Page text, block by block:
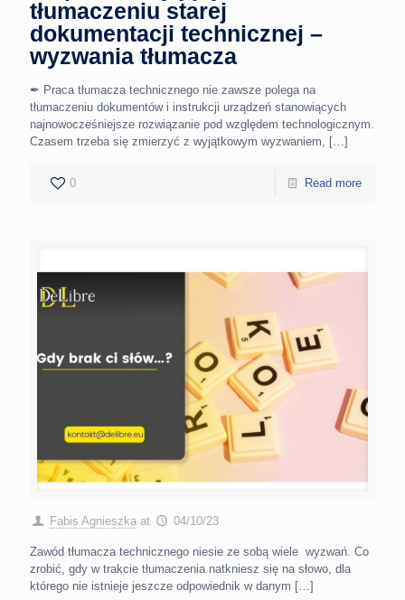
tłumaczeniu starej
dokumentacji technicznej –
wyzwania tłumacza
✒ Praca tłumacza technicznego nie zawsze polega na
tłumaczeniu dokumentów i instrukcji urządzeń stanowiących
najnowocześniejsze rozwiązanie pod względem technologicznym.
Czasem trzeba się zmierzyć z wyjątkowym wyzwaniem,
[…]
0 Read more
Fabis Agnieszka at 04/10/23
Zawód tłumacza technicznego niesie ze sobą wiele wyzwań. Co
zrobić, gdy w trakcie tłumaczenia natkniesz się na słowo, dla
którego nie istnieje jeszcze odpowiednik w danym […]